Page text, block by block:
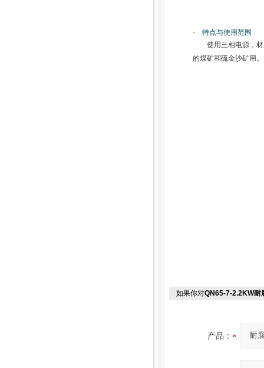
· 特点与使用范围
使用三相电源，
的煤矿和硫金沙矿用。
如果你对QN65-7-2.2KW耐
产品：